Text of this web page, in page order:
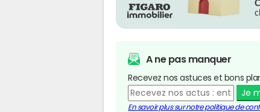
A ne pas manquer
Recevez nos astuces et bons
Je
En savoir plus sur notre politique de